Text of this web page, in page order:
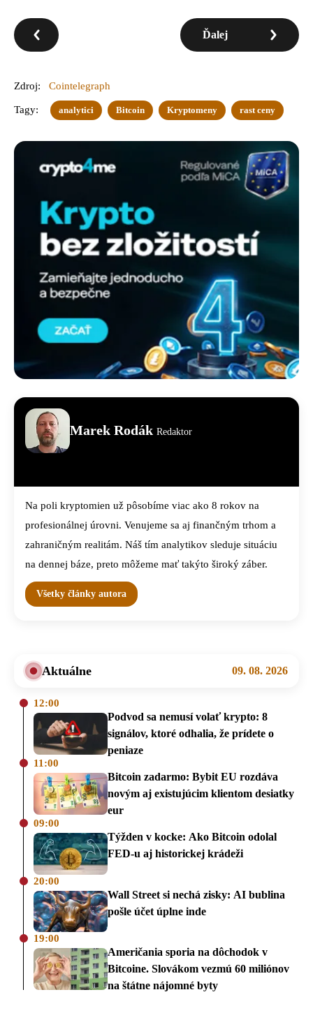
Ďalej
Zdroj: Cointelegraph
Tagy: analytici Bitcoin Kryptomeny rast ceny
Marek Rodák Redaktor
Na poli kryptomien už pôsobíme viac ako 8 rokov na
profesionálnej úrovni. Venujeme sa aj finančným trhom a
zahraničným realitám. Náš tím analytikov sleduje situáciu
na dennej báze, preto môžeme mať takýto široký záber.
Všetky články autora
Aktuálne 09. 08. 2026
12:00
Podvod sa nemusí volať krypto: 8
signálov, ktoré odhalia, že prídete o
peniaze
11:00
Bitcoin zadarmo: Bybit EU rozdáva
novým aj existujúcim klientom desiatky
eur
09:00
Týžden v kocke: Ako Bitcoin odolal
FED-u aj historickej krádeži
20:00
Wall Street si nechá zisky: AI bublina
pošle účet úplne inde
19:00
Američania sporia na dôchodok v
Bitcoine. Slovákom vezmú 60 miliónov
na štátne nájomné byty